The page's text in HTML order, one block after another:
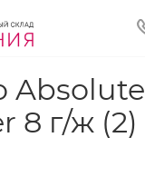
Absolute
8 г/ж (2)